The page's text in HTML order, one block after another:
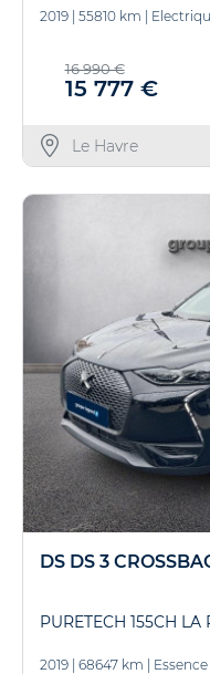
2019 | 55810 km |
16 990 €
15 777 €
Le Havre
DS DS 3
PURETECH 155CH LA
2019 68647 km Essence